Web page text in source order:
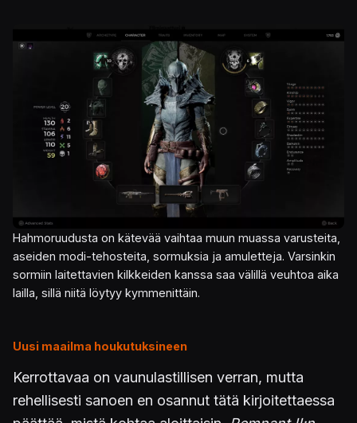
Hahmoruudusta on kätevää vaihtaa muun muassa varusteita,
aseiden modi-tehosteita, sormuksia ja amuletteja. Varsinkin
sormiin laitettavien kilkkeiden kanssa saa välillä veuhtoa aika
lailla, sillä niitä löytyy kymmenittäin.
Uusi maailma houkutuksineen
Kerrottavaa on vaunulastillisen verran, mutta
rehellisesti sanoen en osannut tätä kirjoitettaessa